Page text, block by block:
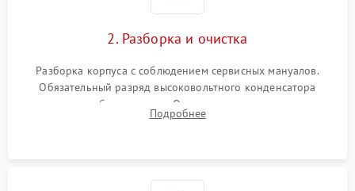
2. Разборка и очистка
Разборка корпуса с соблюдением сервисных мануалов.
Обязательный разряд высоковольтного конденсатора
вспышки для безопасности. Очистка внутренних узлов от
пыли, песка и следов влаги с помощью спецсредств.
Подробнее